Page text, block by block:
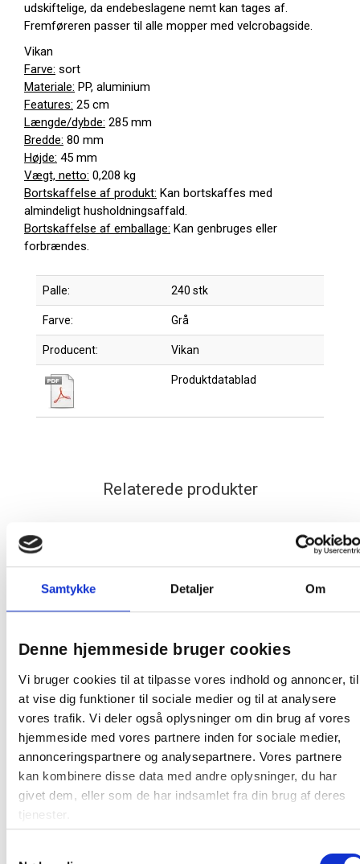
Samtykke Detaljer Om
Denne hjemmeside bruger cookies
Vi bruger cookies til at tilpasse vores indhold og annoncer, til
at vise dig funktioner til sociale medier og til at analysere
vores trafik. Vi deler også oplysninger om din brug af vores
hjemmeside med vores partnere inden for sociale medier,
annonceringspartnere og analysepartnere. Vores partnere
kan kombinere disse data med andre oplysninger, du har
givet dem, eller som de har indsamlet fra din brug af deres
tjenester.
udskiftelige, da endebeslagene nemt kan tages af.
Fremføreren passer til alle mopper med velcrobagside.
Vikan
Farve: sort
Materiale: PP, aluminium
Features: 25 cm
Længde/dybde: 285 mm
Bredde: 80 mm
Højde: 45 mm
Vægt, netto: 0,208 kg
Bortskaffelse af produkt: Kan bortskaffes med
almindeligt husholdningsaffald.
Bortskaffelse af emballage: Kan genbruges eller
forbrændes.
Palle: 240 stk
Farve: Grå
Producent: Vikan
Produktdatablad
Relaterede produkter
velcro grå
stk